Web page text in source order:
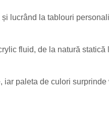
lucrând la tablouri
fluid, de la natură statică
paleta de culori